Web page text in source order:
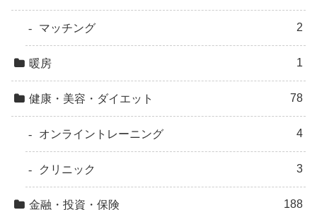
マッチング 2
暖房 1
健康・美容・ダイエット 78
オンライントレーニング 4
クリニック 3
金融・投資・保険 188